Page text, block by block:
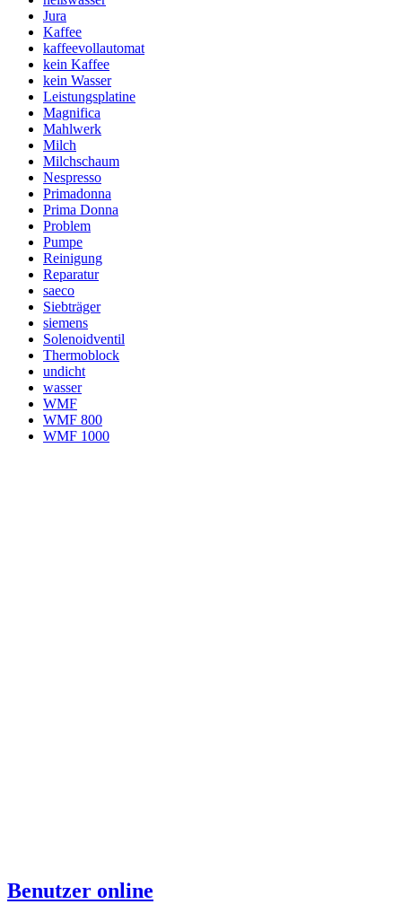
Jura
Kaffee
kaffeevollautomat
kein Kaffee
kein Wasser
Leistungsplatine
Magnifica
Mahlwerk
Milch
Milchschaum
Nespresso
Primadonna
Prima Donna
Problem
Pumpe
Reinigung
Reparatur
saeco
Siebträger
siemens
Solenoidventil
Thermoblock
undicht
wasser
WMF
WMF 800
WMF 1000
Benutzer online